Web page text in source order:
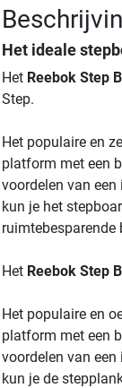
Het ideale
Het Reebok Step
Step.
Het populaire en
platform met een
voordelen van
kun je het
Het Reebok Step
Het populaire en
platform met een
voordelen van
kun je de